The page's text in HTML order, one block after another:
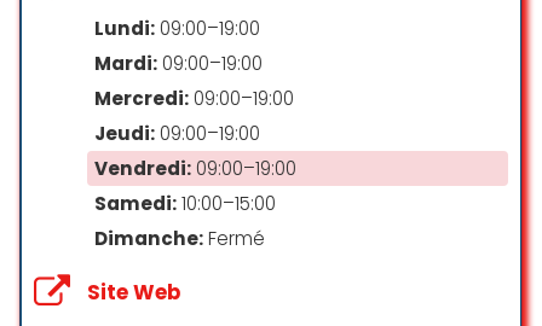
mom, who was equally delighted
with the service. His exceptional
service has earned this shop a
loyal customer in me, and I’ll
definitely be returning for my future
currency exchange needs. Thank
you for the excellent service!
Lundi: 09:00–19:00
Mardi: 09:00–19:00
Mercredi: 09:00–19:00
Jeudi: 09:00–19:00
Vendredi: 09:00–19:00
Samedi:10:00–15:00
Dimanche:Fermé
Site Web